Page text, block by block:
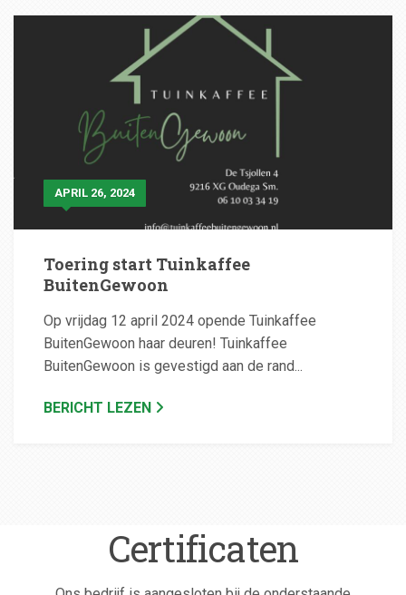
APRIL 26, 2024
Toering start Tuinkaffee
BuitenGewoon
Op vrijdag 12 april 2024 opende Tuinkaffee
BuitenGewoon haar deuren! Tuinkaffee
BuitenGewoon is gevestigd aan de rand...
BERICHT LEZEN
Certificaten